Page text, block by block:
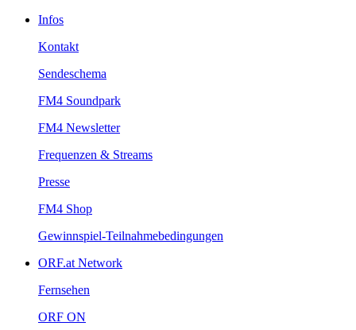
Infos
Kontakt
Sendeschema
FM4Soundpark
FM4Newsletter
Frequenzen&Streams
Presse
FM4Shop
Gewinnspiel-Teilnahmebedingungen
ORF.atNetwork
Fernsehen
ORFON